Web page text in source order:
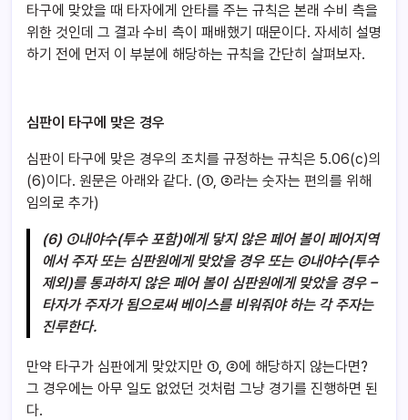
타구에 맞았을 때 타자에게 안타를 주는 규칙은 본래 수비 측을
위한 것인데 그 결과 수비 측이 패배했기 때문이다. 자세히 설명
하기 전에 먼저 이 부분에 해당하는 규칙을 간단히 살펴보자.
심판이 타구에 맞은 경우
심판이 타구에 맞은 경우의 조치를 규정하는 규칙은 5.06(c)의
(6)이다. 원문은 아래와 같다. (①, ②라는 숫자는 편의를 위해
임의로 추가)
(6) ①내야수(투수 포함)에게 닿지 않은 페어 볼이 페어지역
에서 주자 또는 심판원에게 맞았을 경우 또는 ②내야수(투수
제외)를 통과하지 않은 페어 볼이 심판원에게 맞았을 경우 –
타자가 주자가 됨으로써 베이스를 비워줘야 하는 각 주자는
진루한다.
만약 타구가 심판에게 맞았지만 ①, ②에 해당하지 않는다면?
그 경우에는 아무 일도 없었던 것처럼 그냥 경기를 진행하면 된
다.